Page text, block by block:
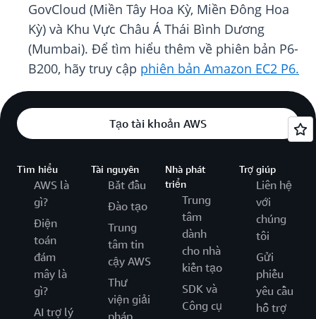
GovCloud (Miền Tây Hoa Kỳ, Miền Đông Hoa
Kỳ) và Khu Vực Châu Á Thái Bình Dương
(Mumbai). Để tìm hiểu thêm về phiên bản P6-
B200, hãy truy cập phiên bản Amazon EC2 P6.
Tạo tài khoản AWS
Tìm hiểu
AWS là
gì?
Điện
toán
đám
mây là
gì?
AI trợ lý
Tài nguyên
Bắt đầu
Đào tạo
Trung
tâm tin
cậy AWS
Thư
viện giải
Nhà phát
triển
Trung
tâm
dành
cho nhà
kiến tạo
SDK và
Công cụ
Trợ giúp
Liên hệ
với
chúng
tôi
Gửi
phiếu
yêu cầu
hỗ trợ